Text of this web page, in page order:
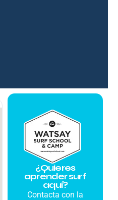
¿Quieres
aprender surf
aquí?
Contacta con la